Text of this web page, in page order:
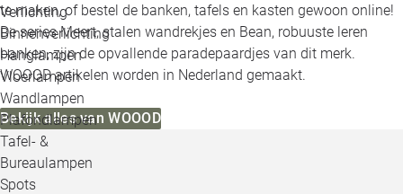
Verlichting
Binnenverlichting
Hanglampen
Vloerlampen
Wandlampen
Plafondlampen
Tafel- &
Bureaulampen
Spots
te maken, of bestel de banken, tafels en kasten gewoon online!
De series Meert, stalen wandrekjes en Bean, robuuste leren
banken, zijn de opvallende paradepaardjes van dit merk.
WOOOD artikelen worden in Nederland gemaakt.
Bekijk alles van WOOOD